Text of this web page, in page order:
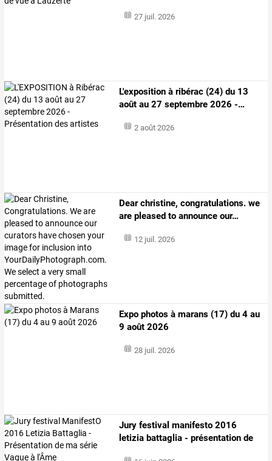
27 juil. 2026
L'exposition à ribérac (24) du 13
août au 27 septembre 2026 -…
2 août 2026
Dearchristine, congratulations. we
are pleased to announce our…
12 juil. 2026
Expo photos à marans (17) du 4 au
9 août 2026
28 juil. 2026
Jury festival manifesto 2016
letizia battaglia - présentation de